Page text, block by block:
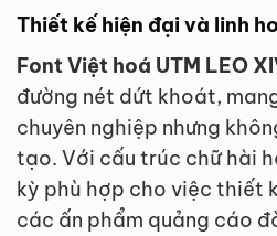
Thiết kế hiện đại và linh
Font Việt hoá UTM LEO
đường nét dứt khoát,
chuyên nghiệp nhưng
tạo. Với cấu trúc chữ hài
kỳ phù hợp cho việc thiết
các ấn phẩm quảng cáo